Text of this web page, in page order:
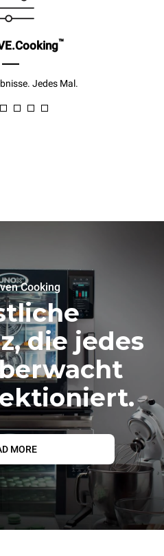
™
Jedes Mal.
Cooking
die jedes
MORE